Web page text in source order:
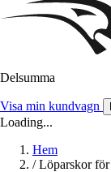
Delsumma
Visa min kundvagn
Loading...
Hem
/ Löparskor